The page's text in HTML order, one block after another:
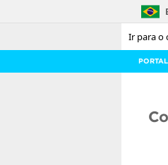
Ir para o